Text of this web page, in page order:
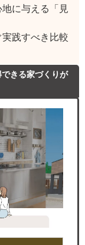
に与える「見
践すべき比較
できる家づくりが